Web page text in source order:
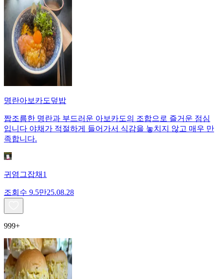
명란아보카도덮밥
짭조름한 명란과 부드러운 아보카도의 조합으로 즐거운 점심
입니다 야채가 적절하게 들어가서 식감을 놓치지 않고 매우 만
족합니다.
귀염그잡채1
조회수 9.5만25.08.28
999+